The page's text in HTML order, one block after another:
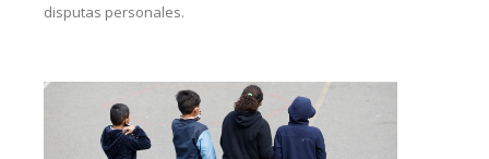
disputas personales.